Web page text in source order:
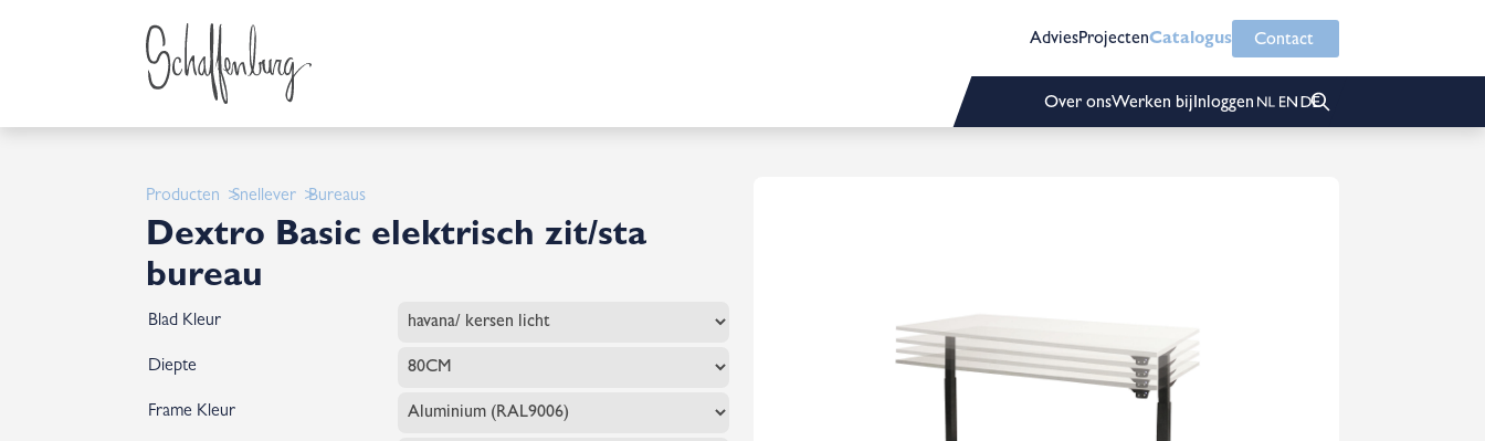
AdviesProjectenCatalogus Contact
Over onsWerken bijInloggen
Producten Snellever Bureaus
Dextro Basic elektrisch zit/sta
bureau
Blad Kleur
Diepte
Frame Kleur